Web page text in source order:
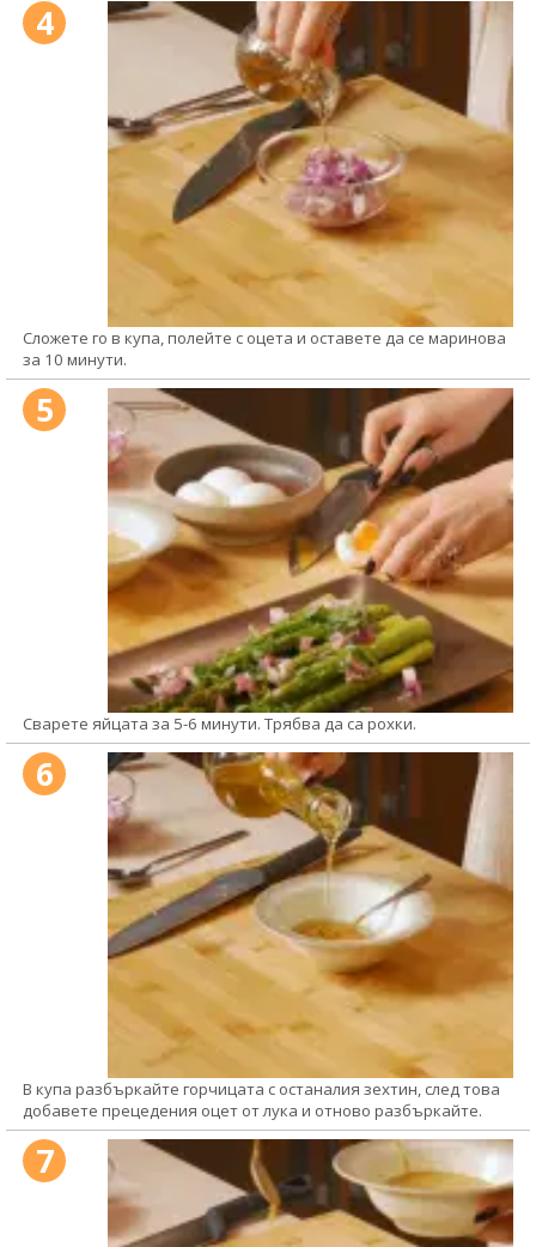
4
Сложете го в купа, полейте с оцета и оставете да се маринова
за 10 минути.
5
Сварете яйцата за 5-6 минути. Трябва да са рохки.
6
В купа разбъркайте горчицата с останалия зехтин, след това
добавете прецедения оцет от лука и отново разбъркайте.
7